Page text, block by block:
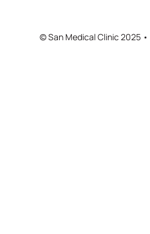
© San Medical Clinic 2025 •